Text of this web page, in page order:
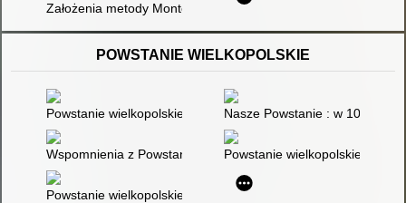
Założenia metody Montessori wsparciem nauroróżnorodnośi
POWSTANIE WIELKOPOLSKIE
Powstanie wielkopolskie 1918-1919 : spojrzenie po 90 latach
Nasze Powstanie : w 100
Wspomnienia z Powstania WielkopolskiegoPowstanie wielkopolskie 1918-
Powstanie wielkopolskie i jego echa